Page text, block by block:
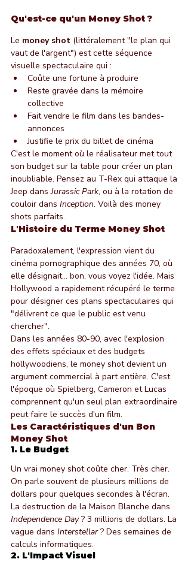
Qu'est-ce qu'un Money Shot ?
Le money shot (littéralement "le plan qui
vaut de l'argent") est cette séquence
visuelle spectaculaire qui :
Coûte une fortune à produire
Reste gravée dans la mémoire
collective
Fait vendre le film dans les bandes-
annonces
Justifie le prix du billet de cinéma
C'est le moment où le réalisateur met tout
son budget sur la table pour créer un plan
inoubliable. Pensez au T-Rex qui attaque la
Jeep dans Jurassic Park, ou à la rotation de
couloir dans Inception. Voilà des money
shots parfaits.
L'Histoire du Terme Money Shot
Paradoxalement, l'expression vient du
cinéma pornographique des années 70, où
elle désignait... bon, vous voyez l'idée. Mais
Hollywood a rapidement récupéré le terme
pour désigner ces plans spectaculaires qui
"délivrent ce que le public est venu
chercher".
Dans les années 80-90, avec l'explosion
des effets spéciaux et des budgets
hollywoodiens, le money shot devient un
argument commercial à part entière. C'est
l'époque où Spielberg, Cameron et Lucas
comprennent qu'un seul plan extraordinaire
peut faire le succès d'un film.
Les Caractéristiques d'un Bon
Money Shot
1. Le Budget
Un vrai money shot coûte cher. Très cher.
On parle souvent de plusieurs millions de
dollars pour quelques secondes à l'écran.
La destruction de la Maison Blanche dans
Independence Day ? 3 millions de dollars. La
vague dans Interstellar ? Des semaines de
calculs informatiques.
2. L'Impact Visuel